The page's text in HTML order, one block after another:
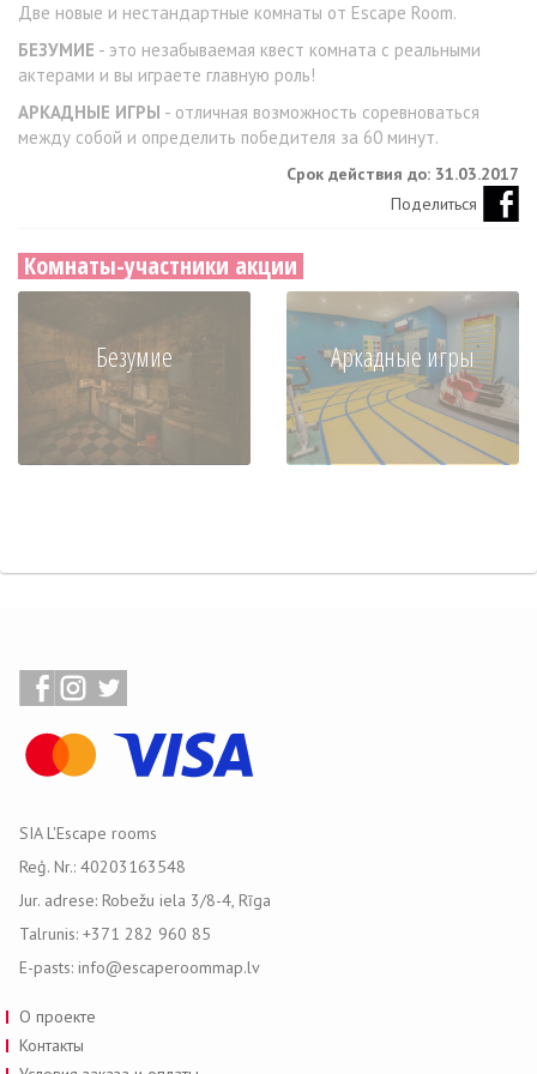
Две новые и нестандартные комнаты от Escape Room.
БЕЗУМИЕ - это незабываемая квест комната с реальными
актерами и вы играете главную роль!
АРКАДНЫЕ ИГРЫ - отличная возможность соревноваться
между собой и определить победителя за 60 минут.
Срок действия до: 31.03.2017
Поделиться
Комнаты-участники акции
Безумие Аркадные игры
SIA L'Escape rooms
Reģ. Nr.: 40203163548
Jur. adrese: Robežu iela 3/8-4, Rīga
Talrunis: +371 282 960 85
E-pasts: info@escaperoommap.lv
О проекте
Контакты